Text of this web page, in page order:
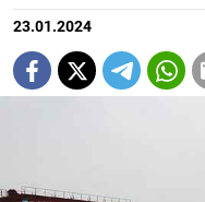
23.01.2024